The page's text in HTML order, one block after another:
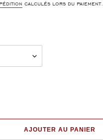
calculés lors du paiement.
AJOUTER AU PANIER